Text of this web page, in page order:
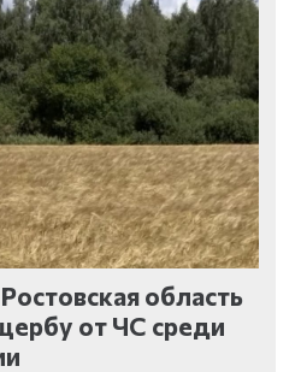
область
от ЧС среди